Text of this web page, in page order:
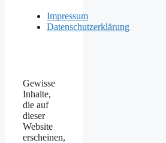
Impressum
Datenschutzerklärung
Gewisse
Inhalte,
die auf
dieser
Website
erscheinen,